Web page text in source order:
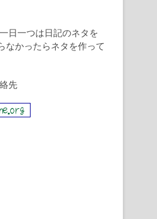
日一つは日記のネタを
なかったらネタを作って
先